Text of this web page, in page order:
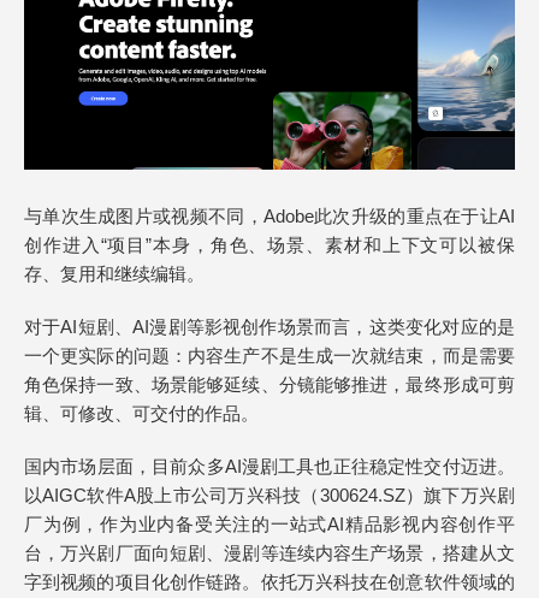
与单次生成图片或视频不同，Adobe此次升级的重点在于让AI
创作进入“项目”本身，角色、场景、素材和上下文可以被保
存、复用和继续编辑。
对于AI短剧、AI漫剧等影视创作场景而言，这类变化对应的是
一个更实际的问题：内容生产不是生成一次就结束，而是需要
角色保持一致、场景能够延续、分镜能够推进，最终形成可剪
辑、可修改、可交付的作品。
国内市场层面，目前众多AI漫剧工具也正往稳定性交付迈进。
以AIGC软件A股上市公司万兴科技（300624.SZ）旗下万兴剧
厂为例，作为业内备受关注的一站式AI精品影视内容创作平
台，万兴剧厂面向短剧、漫剧等连续内容生产场景，搭建从文
字到视频的项目化创作链路。依托万兴科技在创意软件领域的